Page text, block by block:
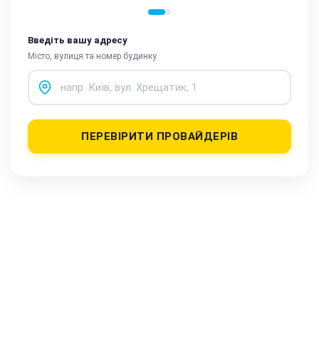
Введіть вашу адресу
Місто, вулиця та номер будинку
ПЕРЕВІРИТИ ПРОВАЙДЕРІВ